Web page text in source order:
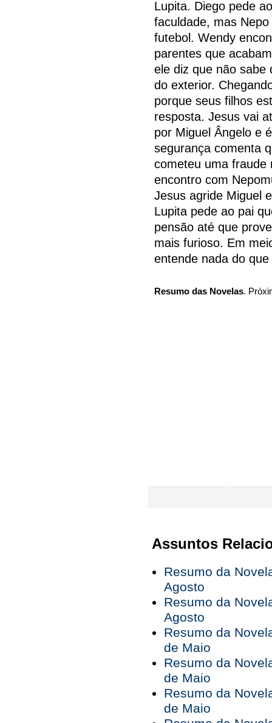
Lupita. Diego pede
faculdade, mas
futebol. Wendy
parentes que
ele diz que não sabe
do exterior.
porque seus filhos
resposta. Jesus vai
por Miguel Ângelo e
segurança comenta
cometeu uma fraude
encontro com
Jesus agride Miguel
Lupita pede ao pai
pensão até que
mais furioso. Em
entende nada do
Resumo das Novelas.
Assuntos
Resumo da
Agosto
Resumo da
Agosto
Resumo da
de Maio
Resumo da
de Maio
Resumo da
de Maio